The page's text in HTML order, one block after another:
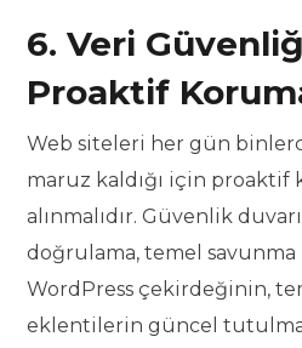
6. Veri
Proaktif
Web siteleri her gün
maruz kaldığı için proaktif
alınmalıdır. Güvenlik
doğrulama, temel savunma
WordPress çekirdeğinin,
eklentilerin güncel